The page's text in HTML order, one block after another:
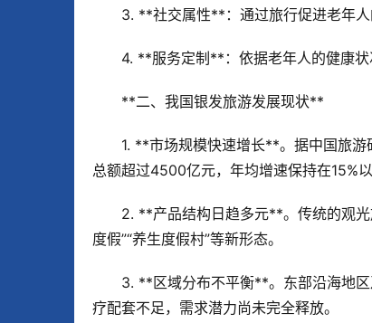
3. **社交属性**：通过旅行促进老年
4. **服务定制**：依据老年人的健康状
**二、我国银发旅游发展现状**
1. **市场规模快速增长**。据中国旅
总额超过4500亿元，年均增速保持在15%
2. **产品结构日趋多元**。传统的观光
度假”“养生度假村”等新形态。
3. **区域分布不平衡**。东部沿海地
疗配套不足，需求潜力尚未完全释放。